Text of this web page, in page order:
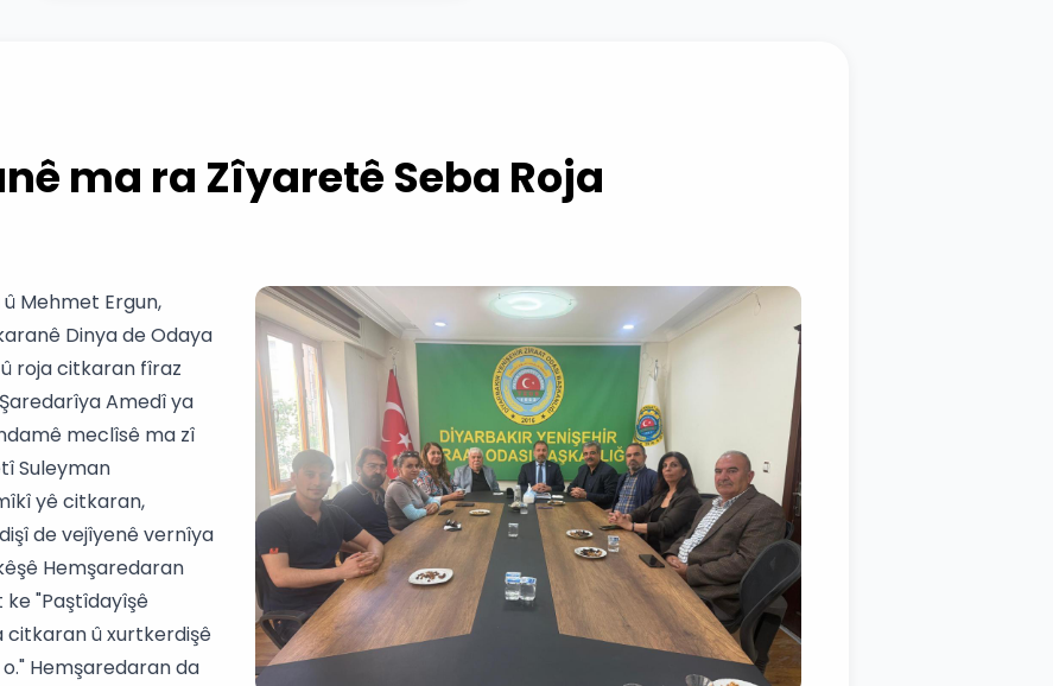
ma ra Zîyaretê Seba Roja
Mehmet Ergun,
Dinya de Odaya
roja citkaran fîraz
Amedî ya
meclîsê ma zî
Suleyman
yê citkaran,
de vejîyenê vernîya
Hemşaredaran
"Paştîdayîşê
citkaran û xurtkerdişê
Hemşaredaran da